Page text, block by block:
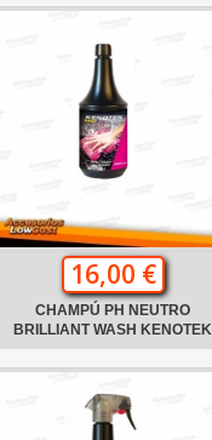
16,00 €
CHAMPÚ PH NEUTRO
BRILLIANT WASH KENOTEK